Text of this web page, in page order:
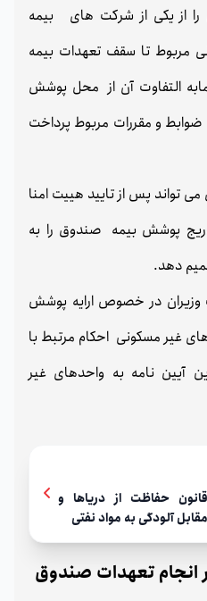
از یکی از شرکت های بیمه
مربوط تا سقف تعهدات بیمه
التفاوت آن از محل پوشش
و مقررات مربوط پرداخت
تواند پس از تایید هییت امنا
پوشش بیمه صندوق را به
دهد.
در خصوص ارایه پوشش
غیر مسکونی احکام مرتبط با
آیین نامه به واحدهای غیر
اجرایی ماده (6) قانون حفاظت از دریاها و
آلودگی به مواد نفتی
انجام تعهدات صندوق